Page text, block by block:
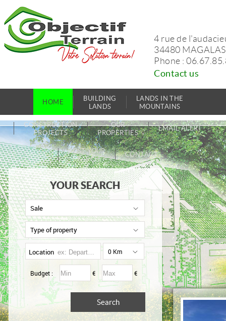
4 rue de
34480 MAGALAS
Phone :
Contact us
HOME
BUILDING
LANDS
LANDS IN THE
MOUNTAINS
CONSTRUCTION
PROJECTS
OUR
PROPERTIES
EMAIL ALERT
POST YOUR
SEARCH
CONTACT
YOUR SEARCH
Sale
Type of property
Location 0 Km
Budget : € €